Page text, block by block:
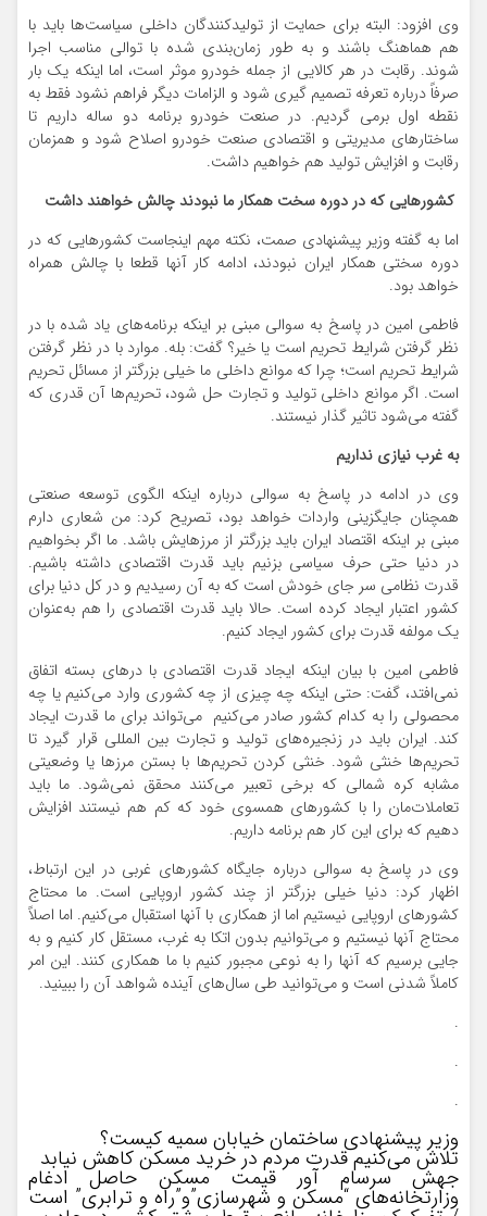
وی افزود: البته برای حمایت از تولیدکنندگان داخلی سیاست‌ها باید با
هم هماهنگ باشند و به طور زمان‌بندی شده با توالی مناسب اجرا
شوند. رقابت در هر کالایی از جمله خودرو موثر است، اما اینکه یک بار
صرفاً درباره تعرفه تصمیم گیری شود و الزامات دیگر فراهم نشود فقط به
نقطه اول برمی گردیم. در صنعت خودرو برنامه دو ساله داریم تا
ساختارهای مدیریتی و اقتصادی صنعت خودرو اصلاح شود و همزمان
رقابت و افزایش تولید هم خواهیم داشت.
کشورهایی که در دوره سخت همکار ما نبودند چالش خواهند داشت
اما به گفته وزیر پیشنهادی صمت، نکته مهم اینجاست کشورهایی که در
دوره سختی همکار ایران نبودند، ادامه کار آنها قطعا با چالش همراه
خواهد بود.
فاطمی امین در پاسخ به سوالی مبنی بر اینکه برنامه‌های یاد شده با در
نظر گرفتن شرایط تحریم است یا خیر؟ گفت: بله. موارد با در نظر گرفتن
شرایط تحریم است؛ چرا که موانع داخلی ما خیلی بزرگتر از مسائل تحریم
است. اگر موانع داخلی تولید و تجارت حل شود، تحریم‌ها آن قدری که
گفته می‌شود تاثیر گذار نیستند.
به غرب نیازی نداریم
وی در ادامه در پاسخ به سوالی درباره اینکه الگوی توسعه صنعتی
همچنان جایگزینی واردات خواهد بود، تصریح کرد: من شعاری دارم
مبنی بر اینکه اقتصاد ایران باید بزرگتر از مرزهایش باشد. ما اگر بخواهیم
در دنیا حتی حرف سیاسی بزنیم باید قدرت اقتصادی داشته باشیم.
قدرت نظامی سر جای خودش است که به آن رسیدیم و در کل دنیا برای
کشور اعتبار ایجاد کرده است. حالا باید قدرت اقتصادی را هم به‌عنوان
یک مولفه قدرت برای کشور ایجاد کنیم.
فاطمی امین با بیان اینکه ایجاد قدرت اقتصادی با درهای بسته اتفاق
نمی‌افتد، گفت: حتی اینکه چه چیزی از چه کشوری وارد می‌کنیم یا چه
محصولی را به کدام کشور صادر می‌کنیم می‌تواند برای ما قدرت ایجاد
کند. ایران باید در زنجیره‌های تولید و تجارت بین المللی قرار گیرد تا
تحریم‌ها خنثی شود. خنثی کردن تحریم‌ها با بستن مرزها یا وضعیتی
مشابه کره شمالی که برخی تعبیر می‌کنند محقق نمی‌شود. ما باید
تعاملات‌مان را با کشورهای همسوی خود که کم هم نیستند افزایش
دهیم که برای این کار هم برنامه داریم.
وی در پاسخ به سوالی درباره جایگاه کشورهای غربی در این ارتباط،
اظهار کرد: دنیا خیلی بزرگتر از چند کشور اروپایی است. ما محتاج
کشورهای اروپایی نیستیم اما از همکاری با آنها استقبال می‌کنیم. اما اصلاً
محتاج آنها نیستیم و می‌توانیم بدون اتکا به غرب، مستقل کار کنیم و به
جایی برسیم که آنها را به نوعی مجبور کنیم با ما همکاری کنند. این امر
کاملاً شدنی است و می‌توانید طی سال‌های آینده شواهد آن را ببینید.
.
.
.
وزیر پیشنهادی ساختمان خیابان سمیه کیست؟
تلاش می‌کنیم قدرت مردم در خرید مسکن کاهش نیابد
جهش سرسام آور قیمت‌ مسکن حاصل ادغام
وزارتخانه‌های “مسکن و شهرسازی”و”راه و ترابری” است